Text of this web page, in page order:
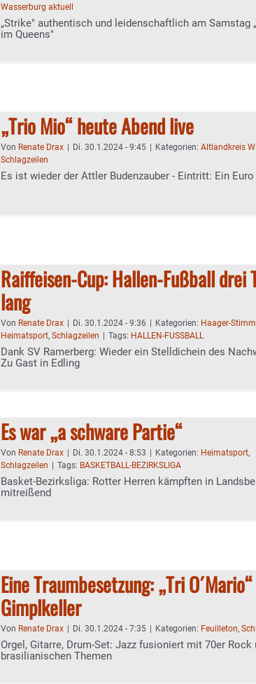
Wasserburg aktuell
„Strike" authentisch und leidenschaftlich am Samstag
im Queens"
„Trio Mio“ heute Abend live
Von Renate Drax Di. 30.1.2024 - 9:45 Kategorien: Altlandkreis
Schlagzeilen
Es ist wieder der Attler Budenzauber - Eintritt: Ein Euro
Raiffeisen-Cup: Hallen-Fußball drei
lang
Von Renate Drax Di. 30.1.2024 - 9:36 Kategorien: Haager-
Heimatsport, Schlagzeilen Tags: HALLEN-FUSSBALL
Dank SV Ramerberg: Wieder ein Stelldichein des
Zu Gast in Edling
Es war „a schware Partie“
Von Renate Drax Di. 30.1.2024 - 8:53 Kategorien: Heimatsport,
Schlagzeilen
Tags: BASKETBALL-BEZIRKSLIGA
Basket-Bezirksliga: Rotter Herren kämpften in
mitreißend
Eine Traumbesetzung: „Tri
Gimplkeller
Von Renate Drax Di. 30.1.2024 - 7:35 Kategorien: Feuilleton,
Orgel, Gitarre, Drum-Set: Jazz fusioniert mit 70er Rock
brasilianischen Themen